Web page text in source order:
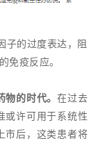
子的过度表达，阻
免疫反应。
的时代。 在过去
或许可用于系统性
市后，这类患者将